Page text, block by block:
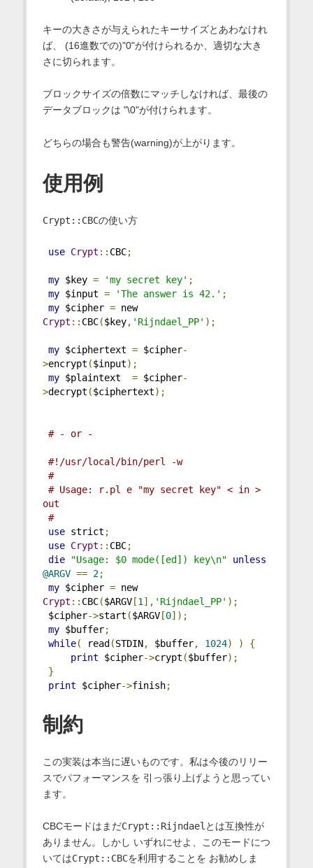
キーの大きさが与えられたキーサイズとあわなけれ
ば、 (16進数での)"0"が付けられるか、適切な大き
さに切られます。
ブロックサイズの倍数にマッチしなければ、最後の
データブロックは "\0"が付けられます。
どちらの場合も警告(warning)が上がります。
使用例
Crypt::CBCの使い方
use Crypt :: CBC;
my $key = 'my secret key' ;
my $input = 'The answer is 42.' ;
my $cipher =
new
Crypt :: CBC($key, 'Rijndael_PP' );
my $ciphertext = $cipher-
>encrypt ($input);
my $plaintext = $cipher-
>decrypt ($ciphertext);
# - or -
#!/usr/local/bin/perl -w
#
# Usage: r.pl e "my secret key" < in >
out
#
use strict ;
use Crypt :: CBC;
die
"Usage: $0 mode([ed]) key\n"
unless
@ARGV == 2;
my $cipher =
new
Crypt :: CBC($ARGV[1 ], 'Rijndael_PP' );
$cipher->start ($ARGV[0]);
my $buffer;
while( read (STDIN, $buffer, 1024) )
{
print $cipher->crypt ($buffer);
}
print $cipher->finish;
制約
この実装は本当に遅いものです。私は今後のリリー
スでパフォーマンスを 引っ張り上げようと思ってい
ます。
CBCモードはまだCrypt::Rijndaelとは互換性が
ありません。しかし いずれにせよ、このモードにつ
いてはCrypt::CBCを利用することを お勧めしま